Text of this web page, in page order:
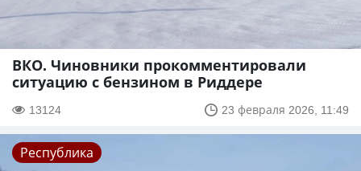
ВКО. Чиновники прокомментировали
ситуацию с бензином в Риддере
13124 23 февраля 2026, 11:49
Республика